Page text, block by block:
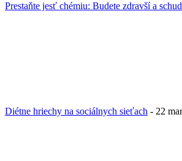
Prestaňte jesť chémiu: Budete zdravší a
Diétne hriechy na sociálnych sieťach - 22